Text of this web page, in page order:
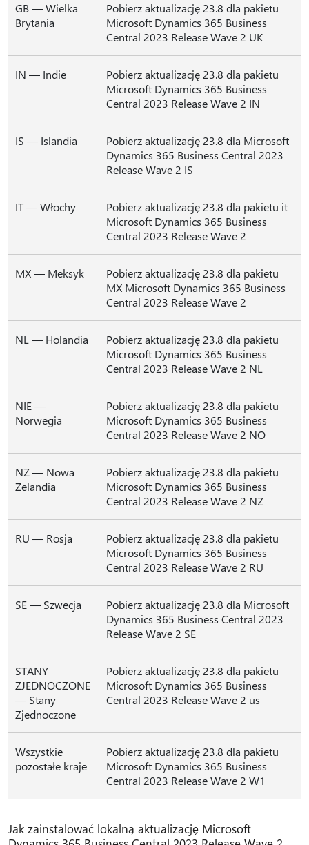
GB — Wielka
Brytania
Pobierz aktualizację 23.8 dla pakietu
Microsoft Dynamics 365 Business
Central 2023 Release Wave 2 UK
IN — Indie
Pobierz aktualizację 23.8 dla pakietu
Microsoft Dynamics 365 Business
Central 2023 Release Wave 2 IN
IS — Islandia
Pobierz aktualizację 23.8 dla Microsoft
Dynamics 365 Business Central 2023
Release Wave 2 IS
IT — Włochy
Pobierz aktualizację 23.8 dla pakietu it
Microsoft Dynamics 365 Business
Central 2023 Release Wave 2
MX — Meksyk
Pobierz aktualizację 23.8 dla pakietu
MX Microsoft Dynamics 365 Business
Central 2023 Release Wave 2
NL — Holandia
Pobierz aktualizację 23.8 dla pakietu
Microsoft Dynamics 365 Business
Central 2023 Release Wave 2 NL
NIE —
Norwegia
Pobierz aktualizację 23.8 dla pakietu
Microsoft Dynamics 365 Business
Central 2023 Release Wave 2 NO
NZ — Nowa
Zelandia
Pobierz aktualizację 23.8 dla pakietu
Microsoft Dynamics 365 Business
Central 2023 Release Wave 2 NZ
RU — Rosja
Pobierz aktualizację 23.8 dla pakietu
Microsoft Dynamics 365 Business
Central 2023 Release Wave 2 RU
SE — Szwecja
Pobierz aktualizację 23.8 dla Microsoft
Dynamics 365 Business Central 2023
Release Wave 2 SE
STANY
ZJEDNOCZONE
— Stany
Zjednoczone
Pobierz aktualizację 23.8 dla pakietu
Microsoft Dynamics 365 Business
Central 2023 Release Wave 2 us
Wszystkie
pozostałe kraje
Pobierz aktualizację 23.8 dla pakietu
Microsoft Dynamics 365 Business
Central 2023 Release Wave 2 W1
Jak zainstalować lokalną aktualizację Microsoft